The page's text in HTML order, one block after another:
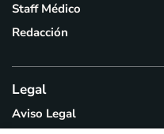
Staff Médico
Redacción
Legal
Aviso Legal